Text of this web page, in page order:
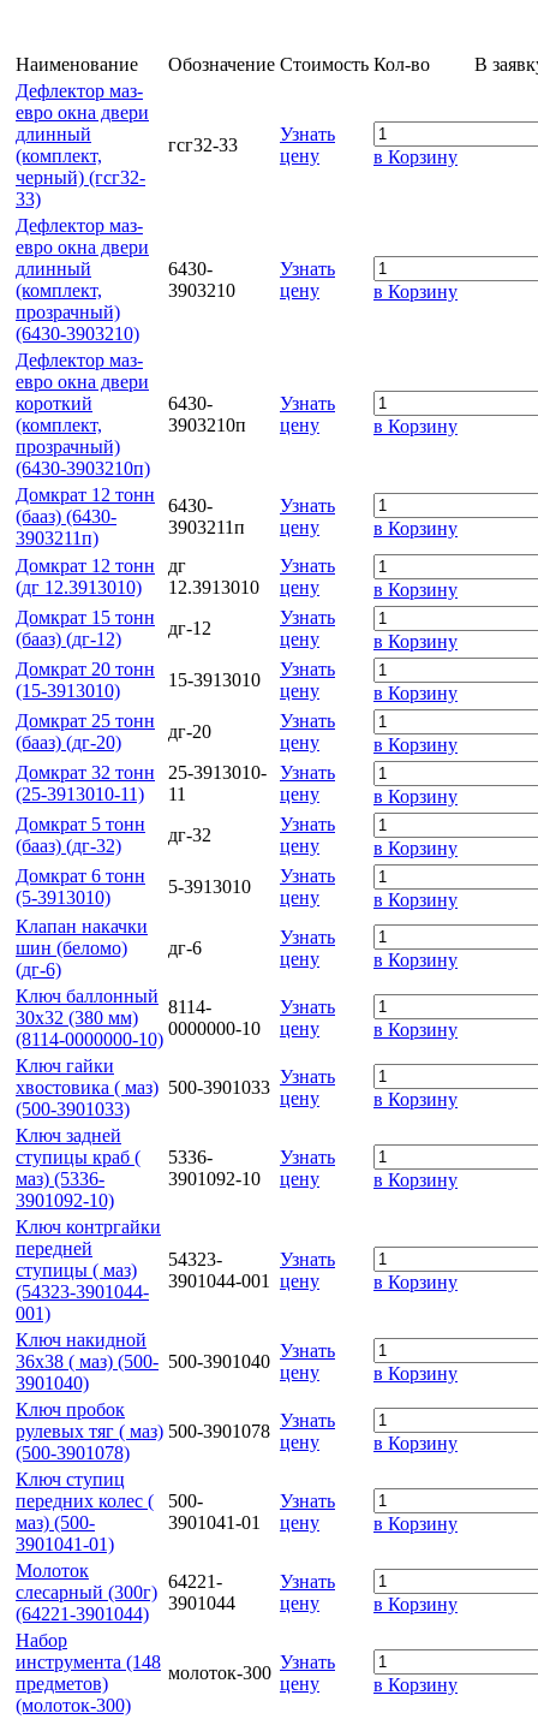
Наименование Обозначение Стоимость Кол-во
В
Дефлектор маз-
евро окна двери
длинный
(комплект,
черный) (гсг32-
33)
гсг32-33
Узнать
цену
в Корзину
Дефлектор маз-
евро окна двери
длинный
(комплект,
прозрачный)
(6430-3903210)
6430-
3903210
Узнать
цену
в Корзину
Дефлектор маз-
евро окна двери
короткий
(комплект,
прозрачный)
(6430-3903210п)
6430-
3903210п
Узнать
цену
в Корзину
Домкрат 12 тонн
(бааз) (6430-
3903211п)
6430-
3903211п
Узнать
цену
в Корзину
Домкрат 12 тонн
(дг 12.3913010)
дг
12.3913010
Узнать
цену
в Корзину
Домкрат 15 тонн
(бааз) (дг-12)
дг-12
Узнать
цену
в Корзину
Домкрат 20 тонн
(15-3913010)
15-3913010
Узнать
цену
в Корзину
Домкрат 25 тонн
(бааз) (дг-20)
дг-20
Узнать
цену
в Корзину
Домкрат 32 тонн
(25-3913010-11)
25-3913010-
11
Узнать
цену
в Корзину
Домкрат 5 тонн
(бааз) (дг-32)
дг-32
Узнать
цену
в Корзину
Домкрат 6 тонн
(5-3913010)
5-3913010
Узнать
цену
в Корзину
Клапан накачки
шин (беломо)
(дг-6)
дг-6
Узнать
цену
в Корзину
Ключ баллонный
30х32 (380 мм)
(8114-0000000-10)
8114-
0000000-10
Узнать
цену
в Корзину
Ключ гайки
хвостовика ( маз)
(500-3901033)
500-3901033
Узнать
цену
в Корзину
Ключ задней
ступицы краб (
маз) (5336-
3901092-10)
5336-
3901092-10
Узнать
цену
в Корзину
Ключ контргайки
передней
ступицы ( маз)
(54323-3901044-
001)
54323-
3901044-001
Узнать
цену
в Корзину
Ключ накидной
36х38 ( маз) (500-
3901040)
500-3901040
Узнать
цену
в Корзину
Ключ пробок
рулевых тяг ( маз)
(500-3901078)
500-3901078
Узнать
цену
в Корзину
Ключ ступиц
передних колес (
маз) (500-
3901041-01)
500-
3901041-01
Узнать
цену
в Корзину
Молоток
слесарный (300г)
(64221-3901044)
64221-
3901044
Узнать
цену
в Корзину
Набор
инструмента (148
предметов)
(молоток-300)
молоток-300
Узнать
цену
в Корзину